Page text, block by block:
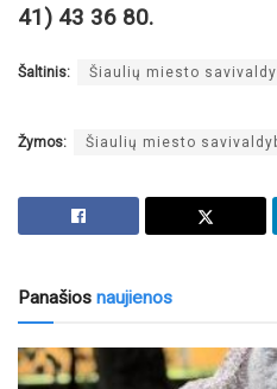
41) 43 36 80.
Šaltinis: Šiaulių miesto
Žymos: Šiaulių miesto
Panašios naujienos